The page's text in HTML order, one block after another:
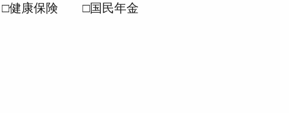
□健康保険 □国民年金